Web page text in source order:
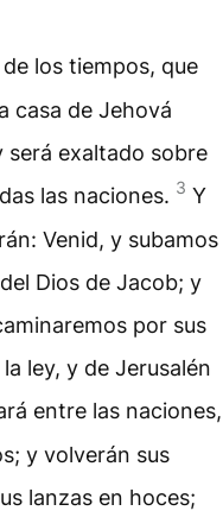
los tiempos, que
casa de Jehová
será exaltado sobre
las naciones. 3 Y
Venid, y subamos
Dios de Jacob; y
por sus
ley, y de Jerusalén
entre las naciones,
y volverán sus
lanzas en hoces;